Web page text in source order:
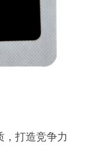
，打造竞争力